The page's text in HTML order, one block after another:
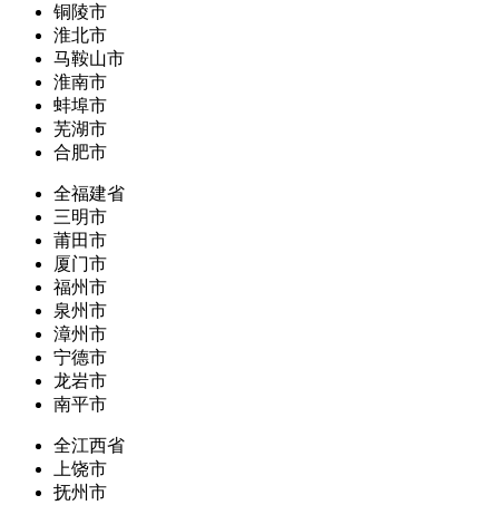
铜陵市
淮北市
马鞍山市
淮南市
蚌埠市
芜湖市
合肥市
全福建省
三明市
莆田市
厦门市
福州市
泉州市
漳州市
宁德市
龙岩市
南平市
全江西省
上饶市
抚州市